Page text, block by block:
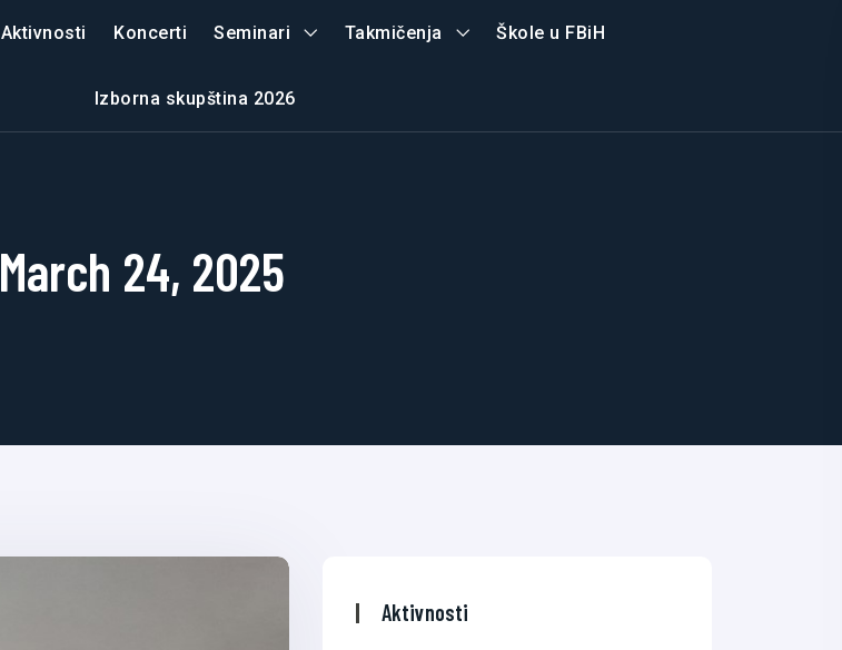
Aktivnosti Koncerti Seminari Takmičenja Škole u FBiH
Izborna skupština 2026
March 24, 2025
Aktivnosti